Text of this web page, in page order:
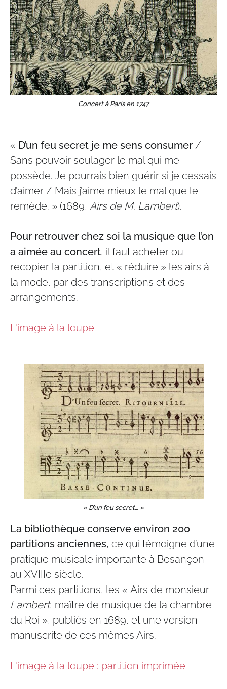
Concert à Paris en 1747
« D’un feu secret je me sens consumer /
Sans pouvoir soulager le mal qui me
possède. Je pourrais bien guérir si je cessais
d’aimer / Mais j’aime mieux le mal que le
remède. » (1689, Airs de M. Lambert).
Pour retrouver chez soi la musique que l’on
a aimée au concert, il faut acheter ou
recopier la partition, et « réduire » les airs à
la mode, par des transcriptions et des
arrangements.
L'image à la loupe
« D’un feu secret… »
La bibliothèque conserve environ 200
partitions anciennes, ce qui témoigne d’une
pratique musicale importante à Besançon
au XVIIIe siècle.
Parmi ces partitions, les « Airs de monsieur
Lambert, maître de musique de la chambre
du Roi », publiés en 1689, et une version
manuscrite de ces mêmes Airs.
L'image à la loupe : partition imprimée